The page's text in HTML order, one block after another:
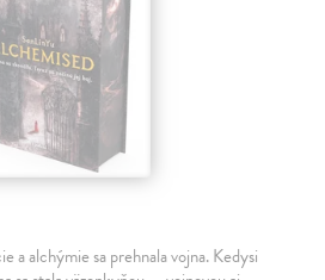
a alchýmie sa prehnala vojna. Kedysi